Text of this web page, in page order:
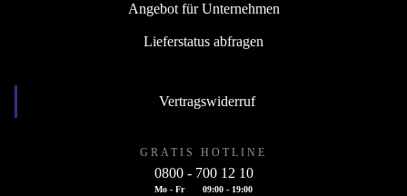
Angebot für Unternehmen
Lieferstatus abfragen
Vertragswiderruf
GRATIS HOTLINE
0800 - 700 12 10
Mo - Fr 09:00 - 19:00